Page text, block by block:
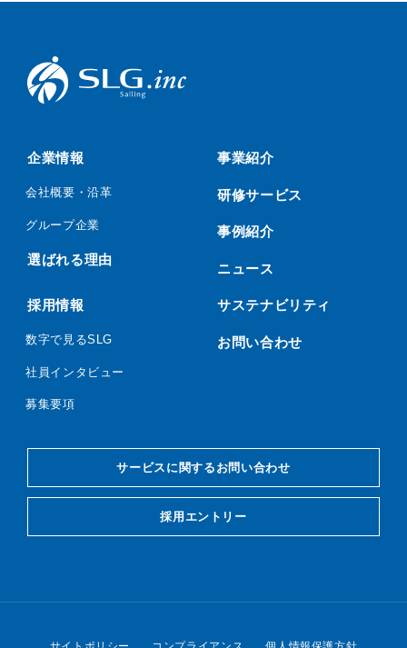
企業情報
会社概要・沿革
グループ企業
選ばれる理由
事業紹介
研修サービス
事例紹介
ニュース
採用情報
数字で見るSLG
社員インタビュー
募集要項
サステナビリティ
お問い合わせ
サービスに関するお問い合わせ
採用エントリー